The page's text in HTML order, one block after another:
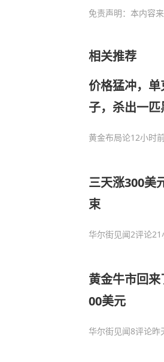
免责声明：本内容
相关推荐
价格猛冲，
子，杀出一匹
黄金布局论12小时
三天涨300美
束
华尔街见闻2评论21
黄金牛市回
00美元
华尔街见闻8评论昨